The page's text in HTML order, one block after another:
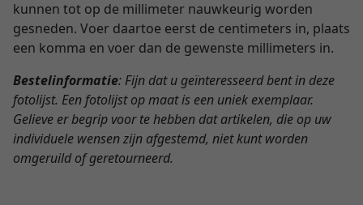
kunnen tot op de millimeter nauwkeurig worden
gesneden. Voer daartoe eerst de centimeters in, plaats
een komma en voer dan de gewenste millimeters in.
Bestelinformatie: Fijn dat u geïnteresseerd bent in deze
fotolijst. Een fotolijst op maat is een uniek exemplaar.
Gelieve er begrip voor te hebben dat artikelen, die op uw
individuele wensen zijn afgestemd, niet kunt worden
omgeruild of geretourneerd.